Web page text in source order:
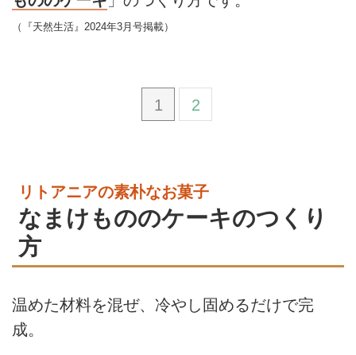
（『天然生活』2024年3月号掲載）
1 2
リトアニアの素朴なお菓子
なまけもののケーキのつくり
方
温めた材料を混ぜ、冷やし固めるだけで完
成。